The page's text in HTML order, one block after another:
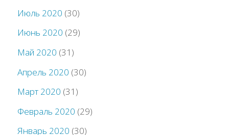
Июль 2020 (30)
Июнь 2020 (29)
Май 2020 (31)
Апрель 2020 (30)
Март 2020 (31)
Февраль 2020 (29)
Январь 2020 (30)